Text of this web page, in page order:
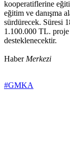
kooperatiflerine
eğitim ve danışma
sürdürecek. Süresi
1.100.000 TL.
desteklenecektir.
HaberMerkezi
#GMKA